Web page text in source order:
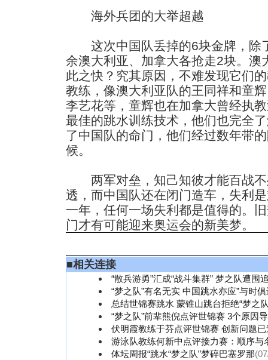
海外兵团的大举超越
这次中国队丢掉的6块金牌，除
余澳大利亚、加拿大各抢走2块。澳
此之快？究其原因，不难发现它们
教练，像澳大利亚队的王同祥和童
李艺花等，童辉也在加拿大曾经执
最佳的跳水训练技术，他们也完全
了中国队的命门，他们经过数年带
候。
两军对垒，知己知彼才能百战不
透，而中国队还在闭门造车，失利
一年，任何一场失利都是值得的。
门才有可能迎来奥运会的新美梦。
■相关连接
“散兵游勇”汇成“战斗集群” 梦之队遭围
“梦之队”有名无实 中国跳水亦应”与时俱
总结世锦赛跳水 蒙锥山跳台拒绝“梦之
“梦之队”前辈熊倪点评世锦赛 3个原因
伏明霞教练于芬点评世锦赛 创新问题
游泳队教练何新中点评接力赛：顺序与
体坛周报“跳水“梦之队”梦碎巴塞罗那